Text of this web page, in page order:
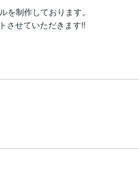
制作しております。
させていただきます!!